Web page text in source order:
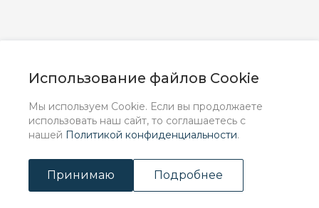
Использование файлов Cookie
Мы используем Cookie. Если вы продолжаете
использовать наш сайт, то соглашаетесь с
нашей Политикой конфиденциальности.
Принимаю Подробнее
информационный характер и ни при каких условиях не
положениями Статьи 437 (2) ГК РФ.